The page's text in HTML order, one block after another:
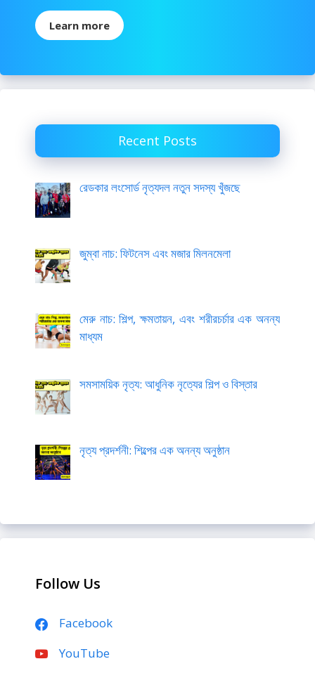
Learn more
Recent Posts
রেডকার লংসোর্ড নৃত্যদল নতুন সদস্য খুঁজছে
জুম্বা নাচ: ফিটনেস এবং মজার মিলনমেলা
মেরু নাচ: শিল্প, ক্ষমতায়ন, এবং শরীরচর্চার এক অনন্য
মাধ্যম
সমসাময়িক নৃত্য: আধুনিক নৃত্যের শিল্প ও বিস্তার
নৃত্য প্রদর্শনী: শিল্পের এক অনন্য অনুষ্ঠান
Follow Us
Facebook
YouTube